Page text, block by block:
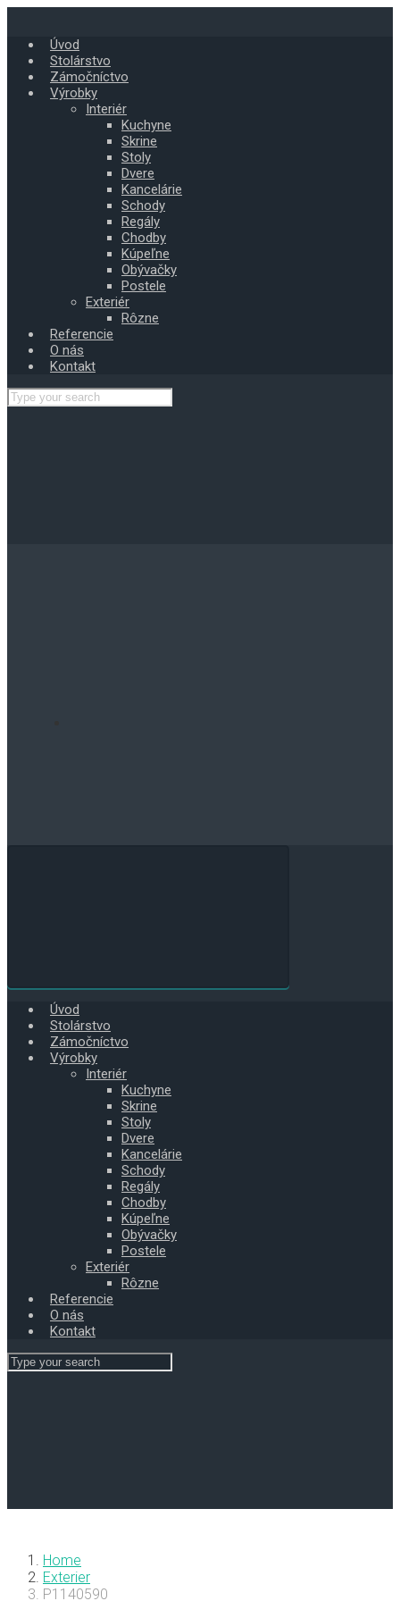
main
content
Úvod
Stolárstvo
Zámočníctvo
Výrobky
Interiér
Kuchyne
Skrine
Stoly
Dvere
Kancelárie
Schody
Regály
Chodby
Kúpeľne
Obývačky
Postele
Exteriér
Rôzne
Referencie
O nás
Kontakt
Úvod
Stolárstvo
Zámočníctvo
Výrobky
Interiér
Kuchyne
Skrine
Stoly
Dvere
Kancelárie
Schody
Regály
Chodby
Kúpeľne
Obývačky
Postele
Exteriér
Rôzne
Referencie
O nás
Kontakt
Home
Exterier
P1140590